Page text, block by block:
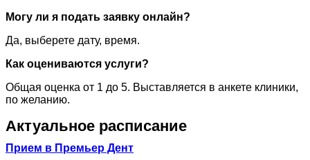
Могу ли я подать заявку онлайн?
Да, выберете дату, время.
Как оцениваются услуги?
Общая оценка от 1 до 5. Выставляется в анкете клиники,
по желанию.
Актуальное расписание
Прием в Премьер Дент